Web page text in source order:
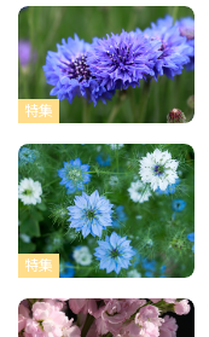
特集
特集